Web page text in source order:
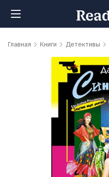
Поиск
Рейтинги
Главная Книги Детективы